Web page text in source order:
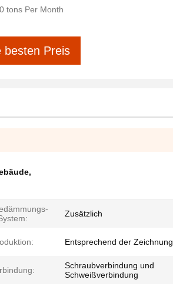
tons Per Month
besten Preis
,
Zusätzlich
Entsprechend der Zeichnung
Schraubverbindung und
Schweißverbindung